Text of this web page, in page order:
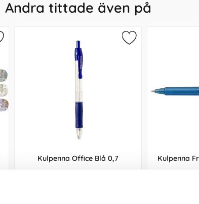
Andra tittade även på
Kulpenna Office Blå 0,7 Kulpenna